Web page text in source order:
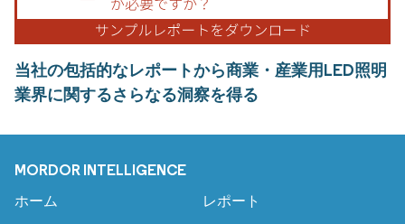
当社の包括的なレポートから商業・産業用LED照明
業界に関するさらなる洞察を得る
MORDOR INTELLIGENCE
ホーム レポート